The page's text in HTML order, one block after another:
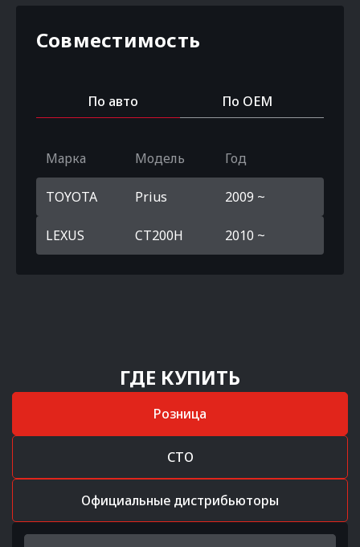
Совместимость
По авто По OEM
Марка Модель Год
TOYOTA Prius 2009 ~
LEXUS CT200H 2010 ~
ГДЕ КУПИТЬ
Розница
СТО
Официальные дистрибьюторы